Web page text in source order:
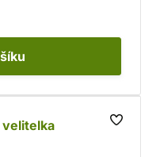
velitelka